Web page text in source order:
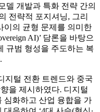
델 개발과 특화 전략 간의
전략적 포지셔닝, 그리
이의 균형 문제를 의미한
AI)’ 담론을 바탕으
규범 형성을 주도하는 복
지털 전환 트렌드와 중국
을 제시하였다. 디지털
심화하고 산업 융합을 가